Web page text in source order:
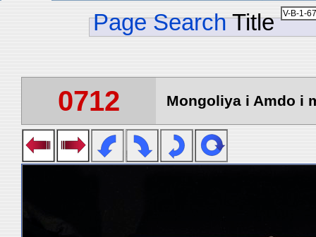
Page Search Title
0712 Mongoliya i Amdo i